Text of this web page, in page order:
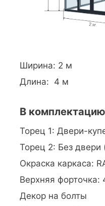
Ширина: 2 м
Длина: 4 м
В
Торец 1: Двери-
Торец 2: Без двери
Окраска каркаса:
Верхняя форточка:
Декор на болты